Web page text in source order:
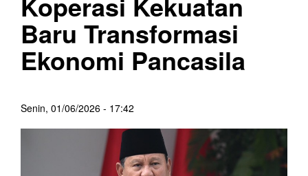
Baru Transformasi
Ekonomi Pancasila
Senin, 01/06/2026 - 17:42